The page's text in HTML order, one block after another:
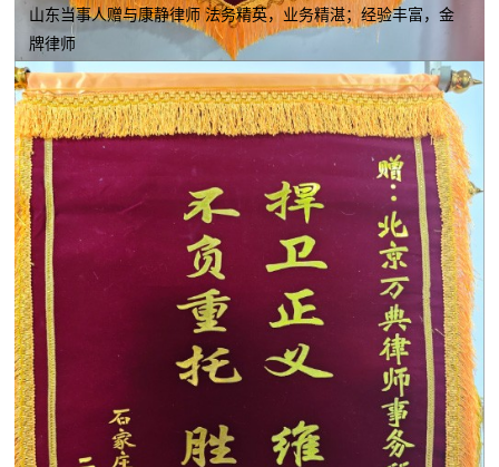
山东当事人赠与康静律师 法务精英，业务精湛；经验丰富，金
牌律师